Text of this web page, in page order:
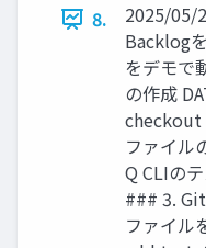
8.
2025/05/
Backlog
をデモで
の作成
checkout
ファイル
Q CLIの
### 3.
ファイル